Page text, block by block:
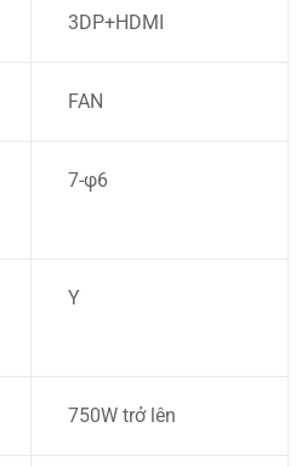
3DP+HDMI
FAN
7-φ6
Y
750W trở lên